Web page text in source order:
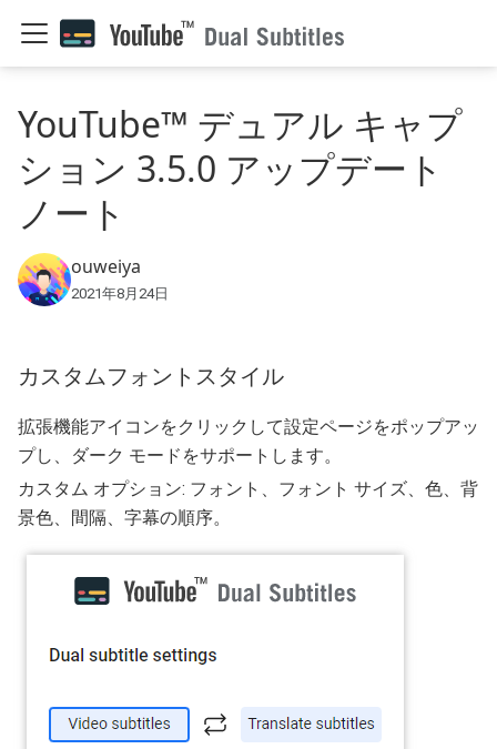
YouTube™ デュアル キャプ
ション 3.5.0 アップデート
ノート
ouweiya
2021年8月24日
カスタムフォントスタイル
拡張機能アイコンをクリックして設定ページをポップアッ
プし、ダーク モードをサポートします。
カスタム オプション: フォント、フォント サイズ、色、背
景色、間隔、字幕の順序。